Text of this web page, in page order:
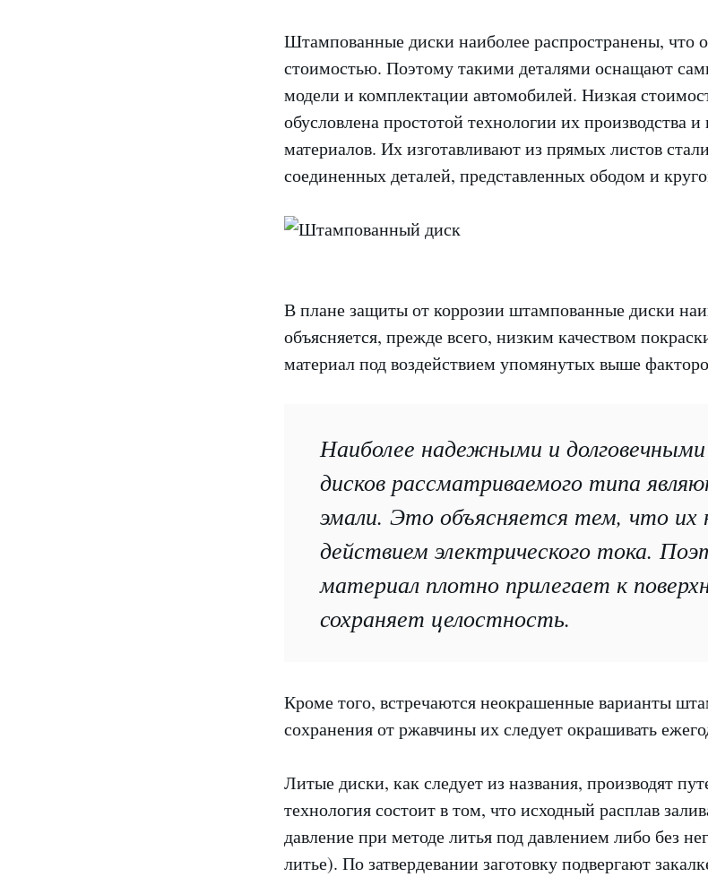
Штампованные диски наиболее распространены, что
стоимостью. Поэтому такими деталями оснащают
модели и комплектации автомобилей. Низкая
обусловлена простотой технологии их производства
материалов. Их изготавливают из прямых листов
соединенных деталей, представленных ободом и
В плане защиты от коррозии штампованные диски
объясняется, прежде всего, низким качеством
материал под воздействием упомянутых выше
Наиболее надежными и
дисков рассматриваемого типа
эмали. Это объясняется тем, что их
действием электрического тока.
материал плотно прилегает к
сохраняет целостность.
Кроме того, встречаются неокрашенные варианты
сохранения от ржавчины их следует окрашивать
Литые диски, как следует из названия, производят
технология состоит в том, что исходный расплав
давление при методе литья под давлением либо без
литье). По затвердевании заготовку подвергают